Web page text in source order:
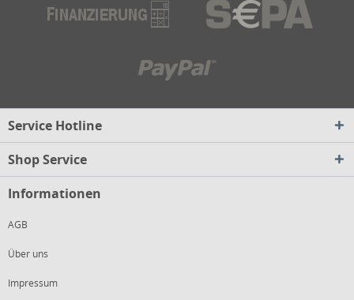
Service Hotline
Shop Service
Informationen
AGB
Über uns
Impressum